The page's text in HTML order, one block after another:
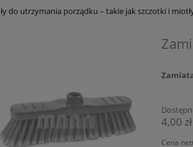
do utrzymania porządku – takie jak szczotki i
4,00 zł
Cena